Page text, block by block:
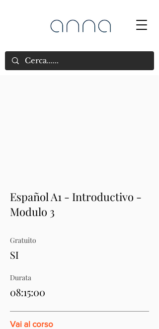
Español A1 - Introductivo -
Modulo 3
Gratuito
SI
Durata
08:15:00
Vai al corso